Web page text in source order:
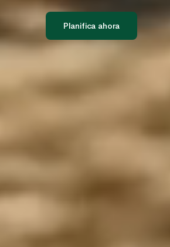
Planifica ahora